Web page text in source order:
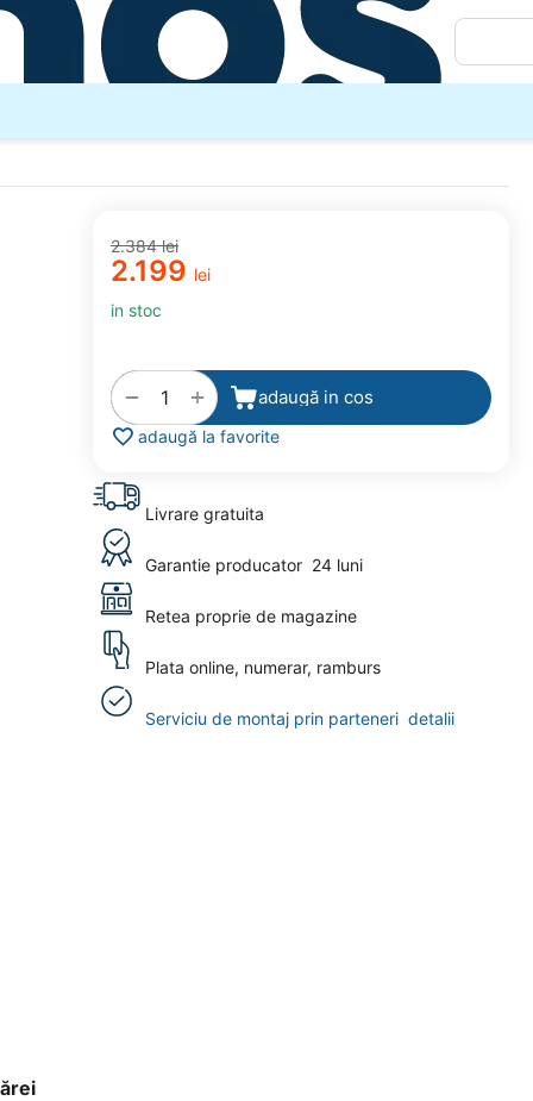
2.384 lei
2.199 lei
in stoc
+
− adaugă in cos
adaugă la favorite
Livrare gratuita
Garantie producator 24 luni
Retea proprie de magazine
Plata online, numerar, ramburs
Serviciu de montaj prin parteneri detalii